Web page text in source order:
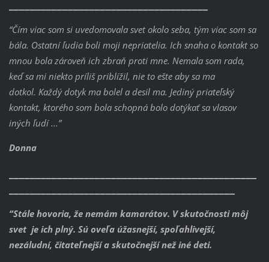
“Čím viac som si uvedomovala svet okolo seba, tým viac som sa
bála. Ostatní ľudia boli moji nepriatelia. Ich snaha o kontakt so
mnou bola zároveň ich zbraň proti mne. Nemala som rada,
keď sa mi niekto príliš priblížil, nie to ešte aby sa ma
dotkol. Každý dotyk ma bolel a desil ma. Jediný priateľský
kontakt, ktorého som bola schopná bolo dotýkať sa vlasov
iných ľudí ...”
Donna
“Stále hovoria, že nemám kamarátov. V skutočnosti môj
svet je ich plný. Sú oveľa úžasnejší, spoľahlivejší,
nezáludní, čitateľnejší a skutočnejší než iné deti.